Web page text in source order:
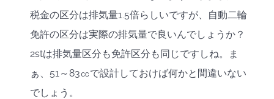
税金の区分は排気量1.5倍らしいですが、自動二輪
免許の区分は実際の排気量で良いんでしょうか？
2stは排気量区分も免許区分も同じですしね。ま
ぁ、51～83㏄で設計しておけば何かと間違いない
でしょう。